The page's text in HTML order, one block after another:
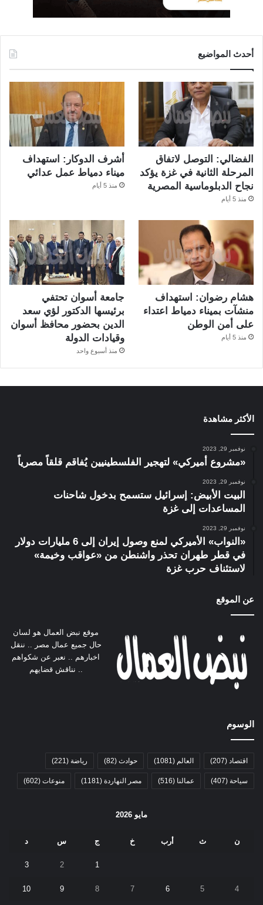
أحدث المواضيع
الفضالي: التوصل لاتفاق
المرحلة الثانية في غزة يؤكد
نجاح الدبلوماسية المصرية
منذ 5 أيام
أشرف الدوكار: استهداف
ميناء دمياط عمل عدائي
منذ 5 أيام
هشام رضوان: استهداف
منشآت بميناء دمياط اعتداء
على أمن الوطن
منذ 5 أيام
جامعة أسوان تحتفي
برئيسها الدكتور لؤي سعد
الدين بحضور محافظ أسوان
وقيادات الدولة
منذ أسبوع واحد
الأكثر مشاهدة
نوفمبر 29, 2023
«مشروع أميركي» لتهجير الفلسطينيين يُفاقم قلقاً مصرياً
نوفمبر 29, 2023
البيت الأبيض: إسرائيل ستسمح بدخول شاحنات
المساعدات إلى غزة
نوفمبر 29, 2023
«النواب» الأميركي لمنع وصول إيران إلى 6 مليارات دولار
في قطر طهران تحذر واشنطن من «عواقب وخيمة»
لاستئناف حرب غزة
عن الموقع
موقع نبض العمال هو لسان
حال جميع عمال مصر .. ننقل
اخبارهم .. نعبر عن شكواهم
.. نناقش قضايهم
الوسوم
اقتصاد (207) العالم (1081) حوادث (82) رياضة (221)
سياحة (407) عمالنا (516) مصر النهاردة (1181) منوعات (602)
مايو 2026
ن ث أرب خ ج س د
1
2
3
4
5
6
7
8
9
10